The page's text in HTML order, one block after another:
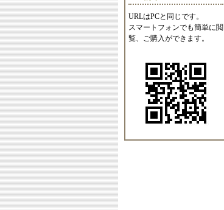
URLはPCと同じです。
スマートフォンでも簡単に閲
覧、ご購入ができます。